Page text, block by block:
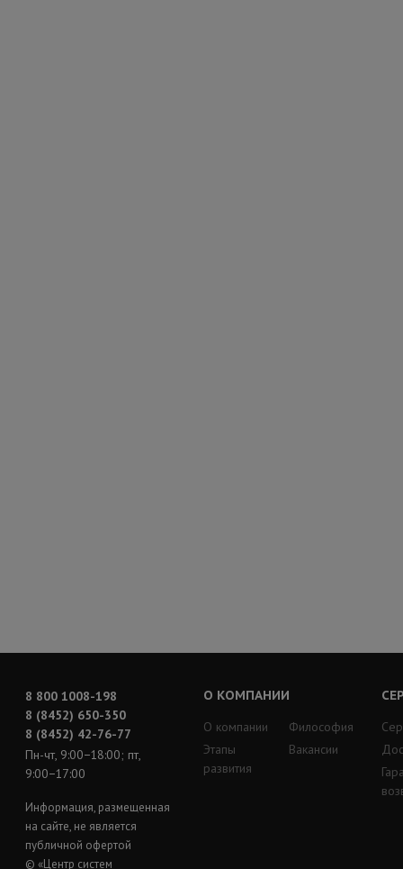
8 800 1008-198
8 (8452) 650-350
8 (8452) 42-76-77
Пн-чт, 9:00−18:00; пт,
9:00−17:00
Информация, размещенная
на сайте, не является
публичной офертой
© «Центр систем
О КОМПАНИИ
О компании
Этапы
развития
Философия
Вакансии